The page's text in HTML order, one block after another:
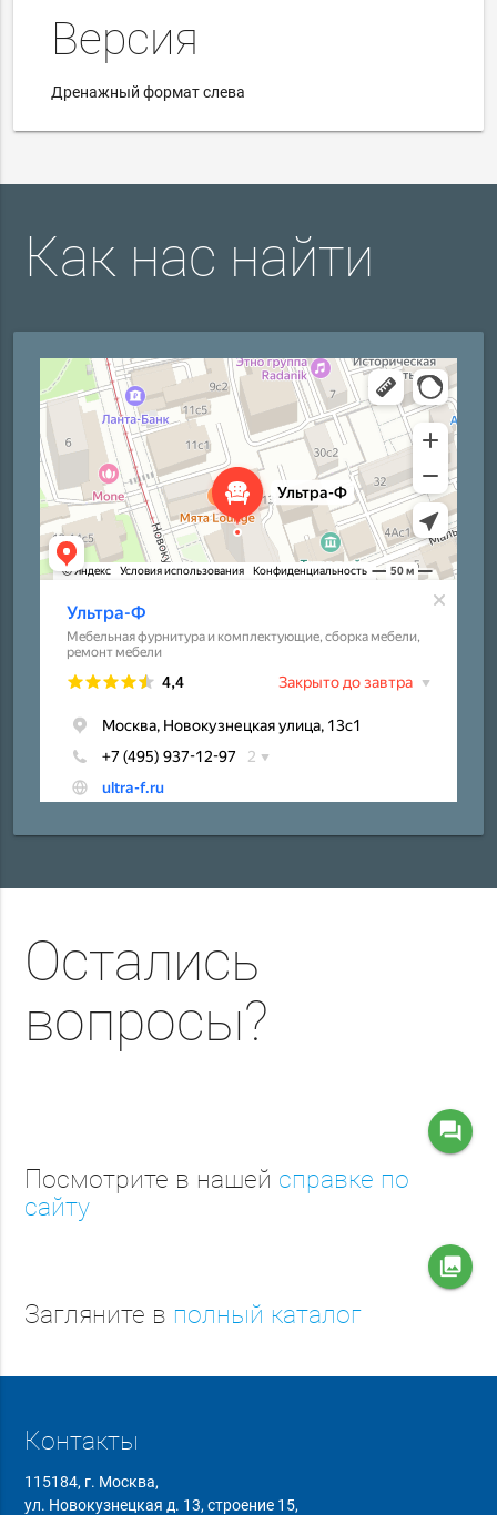
Версия
Дренажный формат слева
Как нас найти
Остались
вопросы?
question_answer
Посмотрите в нашей справке по
сайту
collections
Загляните в полный каталог
Контакты
115184, г. Москва,
ул. Новокузнецкая д. 13, строение 15,